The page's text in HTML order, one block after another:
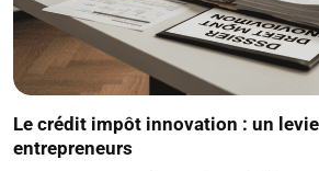
Le crédit impôt innovation : un
entrepreneurs